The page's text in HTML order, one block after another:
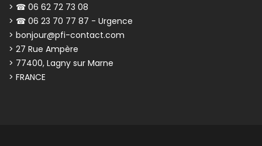
> ☎ 06 62 72 73 08
> ☎ 06 23 70 77 87 - Urgence
> bonjour@pfi-contact.com
> 27 Rue Ampère
> 77400, Lagny sur Marne
> FRANCE